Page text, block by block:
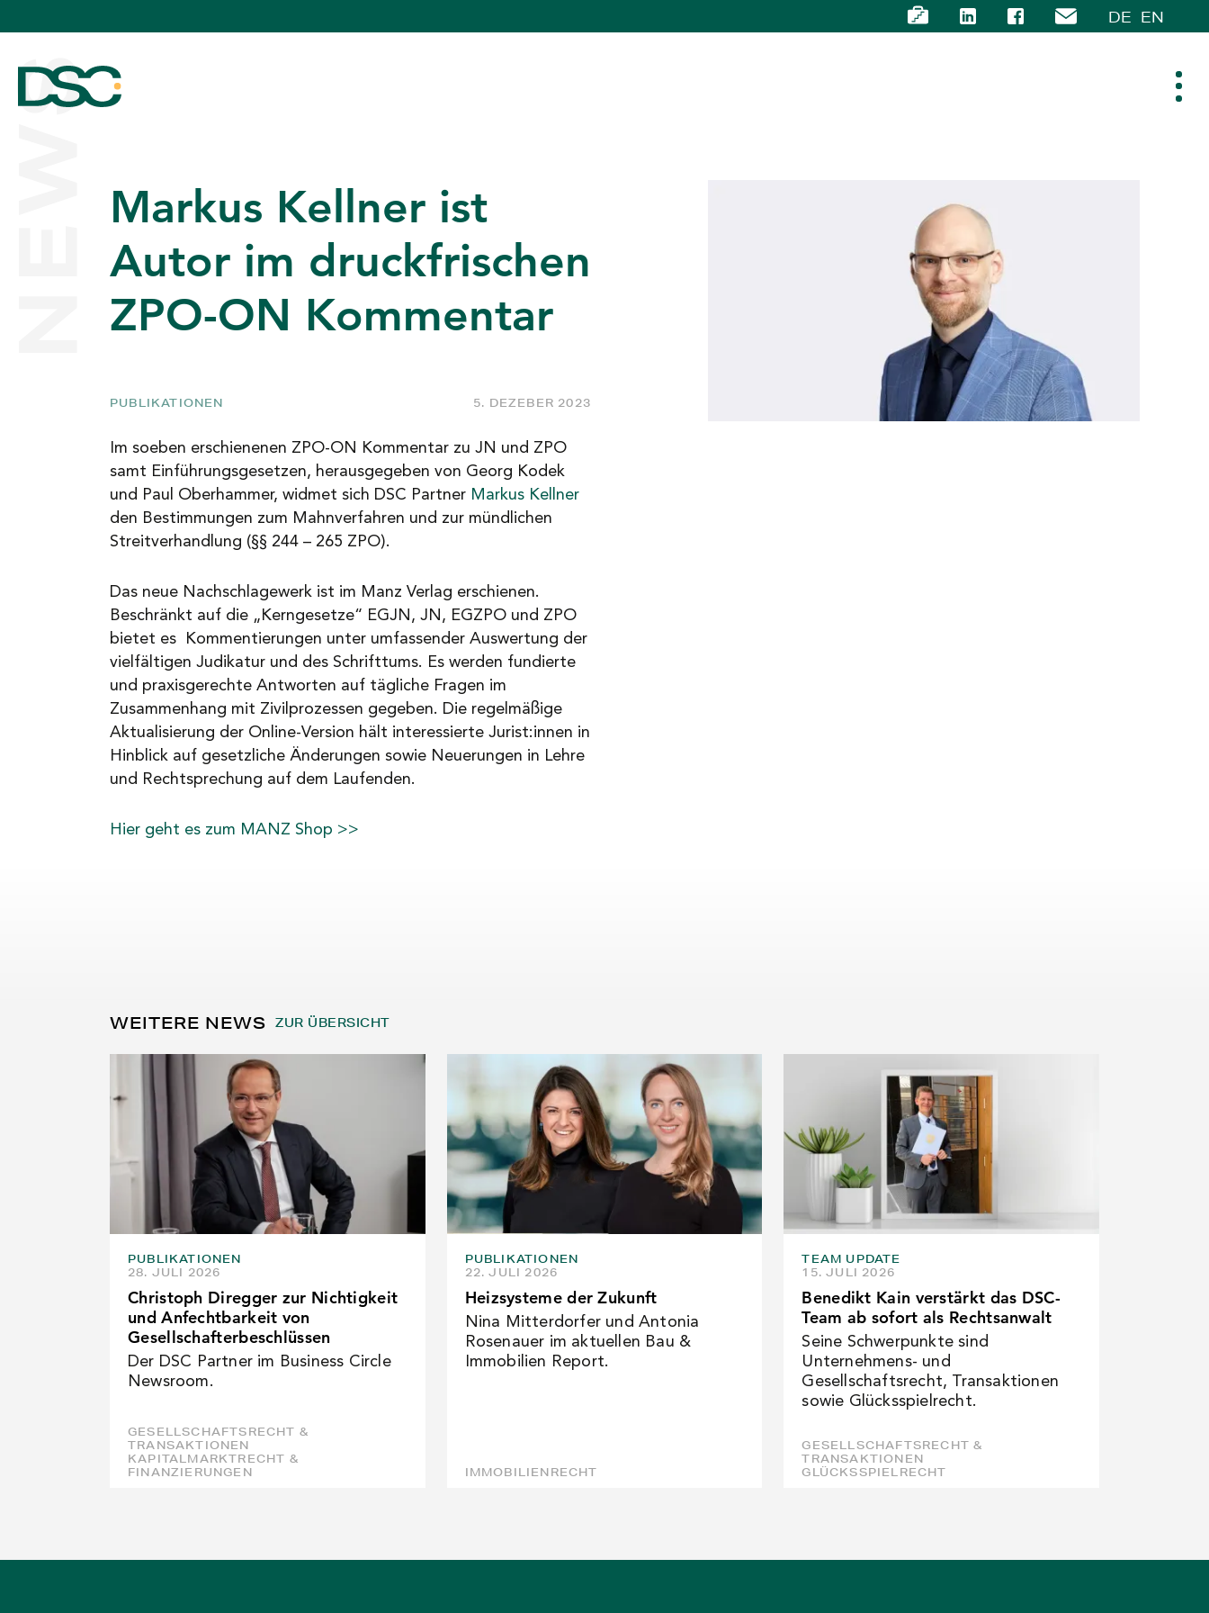
DE EN
ÜBER UNS
EXPERTISE
TEAM
NEWS
KARRIERE
KONTAKT
NEWS Markus Kellner ist
Autor im druckfrischen
ZPO-ON Kommentar
PUBLIKATIONEN 5. DEZEBER 2023
Im soeben erschienenen ZPO-ON Kommentar zu JN und ZPO
samt Einführungsgesetzen, herausgegeben von Georg Kodek
und Paul Oberhammer, widmet sich DSC Partner Markus Kellner
den Bestimmungen zum Mahnverfahren und zur mündlichen
Streitverhandlung (§§ 244 – 265 ZPO).
Das neue Nachschlagewerk ist im Manz Verlag erschienen.
Beschränkt auf die „Kerngesetze“ EGJN, JN, EGZPO und ZPO
bietet es Kommentierungen unter umfassender Auswertung der
vielfältigen Judikatur und des Schrifttums. Es werden fundierte
und praxisgerechte Antworten auf tägliche Fragen im
Zusammenhang mit Zivilprozessen gegeben. Die regelmäßige
Aktualisierung der Online-Version hält interessierte Jurist:innen in
Hinblick auf gesetzliche Änderungen sowie Neuerungen in Lehre
und Rechtsprechung auf dem Laufenden.
‍Hier geht es zum MANZ Shop >>
WEITERE NEWS ZUR ÜBERSICHT
PUBLIKATIONEN
28. JULI 2026
Christoph Diregger zur Nichtigkeit
und Anfechtbarkeit von
Gesellschafterbeschlüssen
Der DSC Partner im Business Circle
Newsroom.
GESELLSCHAFTSRECHT &
TRANSAKTIONEN
KAPITALMARKTRECHT &
FINANZIERUNGEN
PUBLIKATIONEN
22. JULI 2026
Heizsysteme der Zukunft
Nina Mitterdorfer und Antonia
Rosenauer im aktuellen Bau &
Immobilien Report.
IMMOBILIENRECHT
TEAM UPDATE
15. JULI 2026
Benedikt Kain verstärkt das DSC-
Team ab sofort als Rechtsanwalt
Seine Schwerpunkte sind
Unternehmens- und
Gesellschaftsrecht, Transaktionen
sowie Glücksspielrecht.
GESELLSCHAFTSRECHT &
TRANSAKTIONEN
GLÜCKSSPIELRECHT